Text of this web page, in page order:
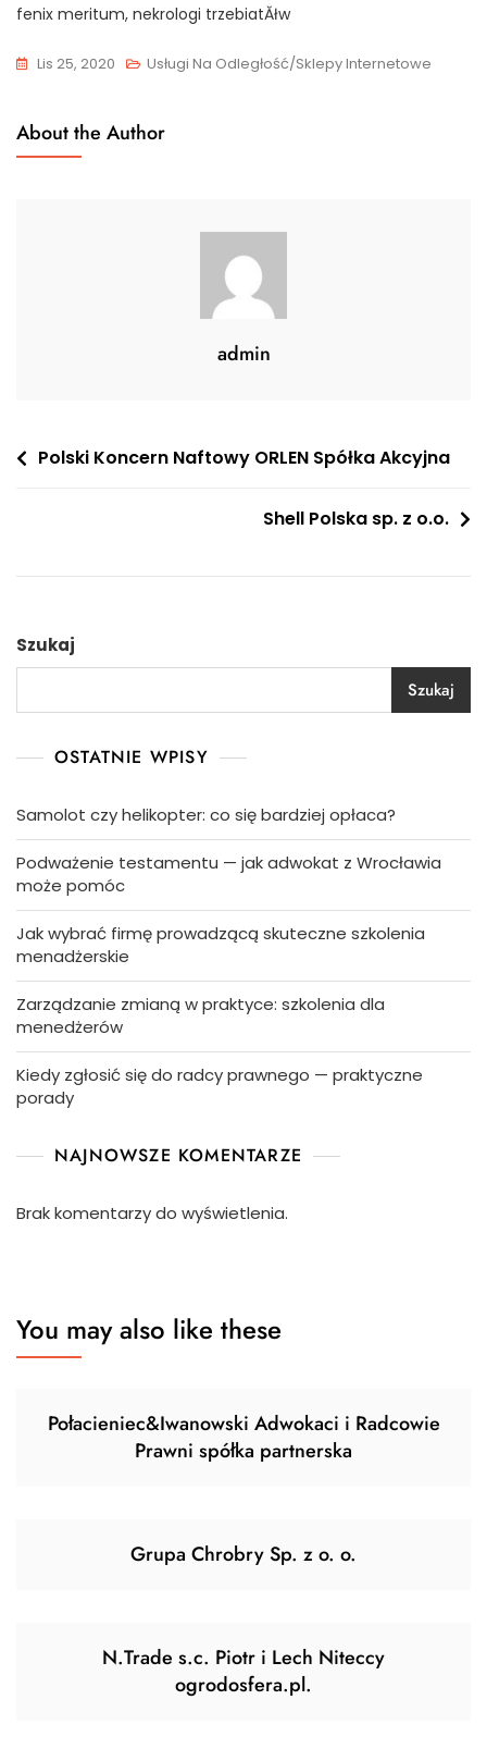
fenix meritum, nekrologi trzebiatĂłw
Lis 25, 2020 Usługi Na Odległość/Sklepy Internetowe
About the Author
admin
Nawigacja
Polski Koncern Naftowy ORLEN Spółka Akcyjna
Shell Polska sp. z o.o.
Szukaj
Szukaj
OSTATNIE WPISY
Samolot czy helikopter: co się bardziej opłaca?
Podważenie testamentu — jak adwokat z Wrocławia
może pomóc
Jak wybrać firmę prowadzącą skuteczne szkolenia
menadżerskie
Zarządzanie zmianą w praktyce: szkolenia dla
menedżerów
Kiedy zgłosić się do radcy prawnego — praktyczne
porady
NAJNOWSZE KOMENTARZE
Brak komentarzy do wyświetlenia.
You may also like these
Połacieniec&Iwanowski Adwokaci i Radcowie
Prawni spółka partnerska
Grupa Chrobry Sp. z o. o.
N.Trade s.c. Piotr i Lech Niteccy
ogrodosfera.pl.